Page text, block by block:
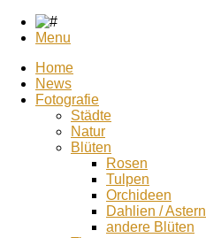
Menu
Home
News
Fotografie
Städte
Natur
Blüten
Rosen
Tulpen
Orchideen
Dahlien / Astern
andere Blüten